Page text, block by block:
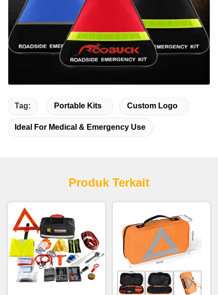
Tag: Portable Kits Custom Logo
Ideal For Medical & Emergency Use
Produk Terkait